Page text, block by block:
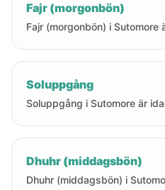
Fajr (morgonbön)
Fajr (morgonbön) i Sutomore
Soluppgång
Soluppgång i Sutomore är
Dhuhr (middagsbön)
Dhuhr (middagsbön) i